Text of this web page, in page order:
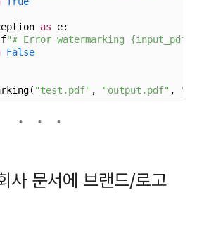
as e:
"✗ Error watermarking
False
"test.pdf" , "output.pdf" ,
사 문서에 브랜드/로고